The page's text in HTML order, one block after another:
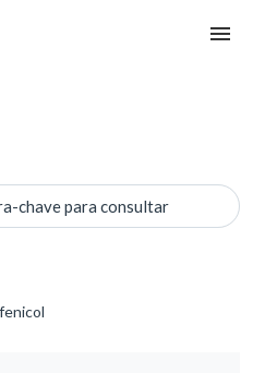
chave para consultar